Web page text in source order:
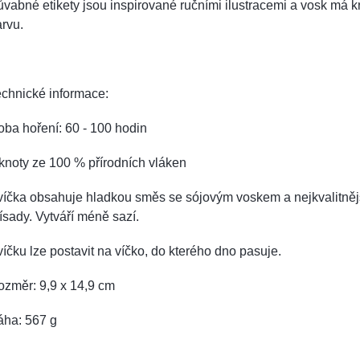
etikety jsou inspirované ručními ilustracemi a vosk má
informace:
hoření: 60 - 100 hodin
ze 100 % přírodních vláken
obsahuje hladkou směs se sójovým voskem a
Vytváří méně sazí.
lze postavit na víčko, do kterého dno pasuje.
9,9 x 14,9 cm
567 g